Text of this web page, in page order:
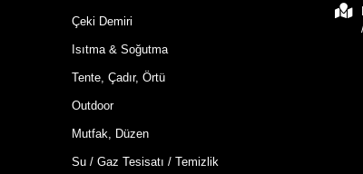
Çeki Demiri
Isıtma & Soğutma
Tente, Çadır, Örtü
Outdoor
Mutfak, Düzen
Su / Gaz Tesisatı / Temizlik